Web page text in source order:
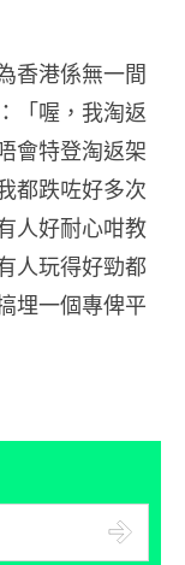
香港係無一間
「喔，我淘返
會特登淘返架
都跌咗好多次
人好耐心咁教
人玩得好勁都
埋一個專俾平